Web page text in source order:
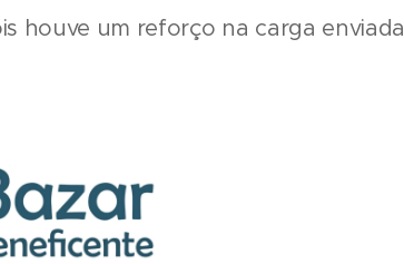
houve um reforço na carga enviada